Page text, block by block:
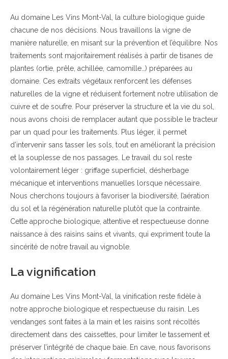
Au domaine Les Vins Mont-Val, la culture biologique guide
chacune de nos décisions. Nous travaillons la vigne de
manière naturelle, en misant sur la prévention et l’équilibre. Nos
traitements sont majoritairement réalisés à partir de tisanes de
plantes (ortie, prêle, achillée, camomille…) préparées au
domaine. Ces extraits végétaux renforcent les défenses
naturelles de la vigne et réduisent fortement notre utilisation de
cuivre et de soufre. Pour préserver la structure et la vie du sol,
nous avons choisi de remplacer autant que possible le tracteur
par un quad pour les traitements. Plus léger, il permet
d’intervenir sans tasser les sols, tout en améliorant la précision
et la souplesse de nos passages. Le travail du sol reste
volontairement léger : griffage superficiel, désherbage
mécanique et interventions manuelles lorsque nécessaire.
Nous cherchons toujours à favoriser la biodiversité, l’aération
du sol et la régénération naturelle plutôt que la contrainte.
Cette approche biologique, attentive et respectueuse donne
naissance à des raisins sains et vivants, qui expriment toute la
sincérité de notre travail au vignoble.
La vignification
Au domaine Les Vins Mont-Val, la vinification reste fidèle à
notre approche biologique et respectueuse du raisin. Les
vendanges sont faites à la main et les raisins sont récoltés
directement dans des caissettes, pour limiter le tassement et
préserver l’intégrité de chaque baie. En cave, nous favorisons